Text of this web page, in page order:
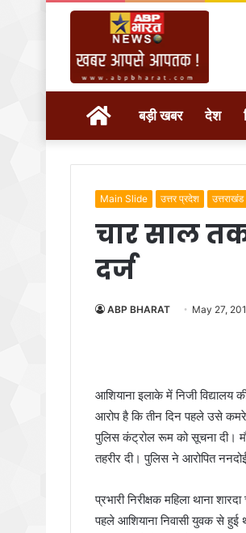
होम बड़ी खबर देश
Main Slide उत्तर प्रदेश उत्तराखंड
चार साल
दर्ज
ABP BHARAT May 27,
आशियाना इलाके में निजी विद्यालय
आरोप है कि तीन दिन पहले उसे
पुलिस कंट्रोल रूम को सूचना दी।
तहरीर दी। पुलिस ने आरोपित
प्रभारी निरीक्षक महिला थाना
पहले आशियाना निवासी युवक से हुई